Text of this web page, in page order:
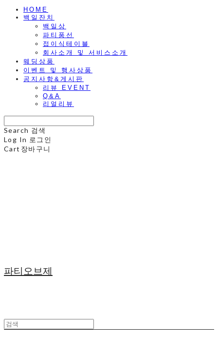
HOME
백일잔치
백일상
파티풍선
접이식테이블
회사소개 및 서비스소개
웨딩상품
이벤트 및 행사상품
공지사항&게시판
리뷰 EVENT
Q&A
리얼리뷰
Search 검색
Log In 로그인
Cart 장바구니
파티오브제